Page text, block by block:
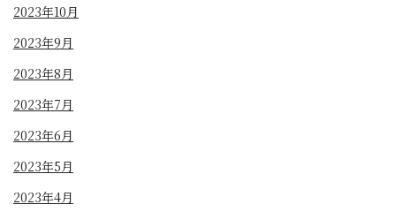
2023年10月
2023年9月
2023年8月
2023年7月
2023年6月
2023年5月
2023年4月